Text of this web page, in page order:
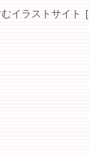
イラストサイト [